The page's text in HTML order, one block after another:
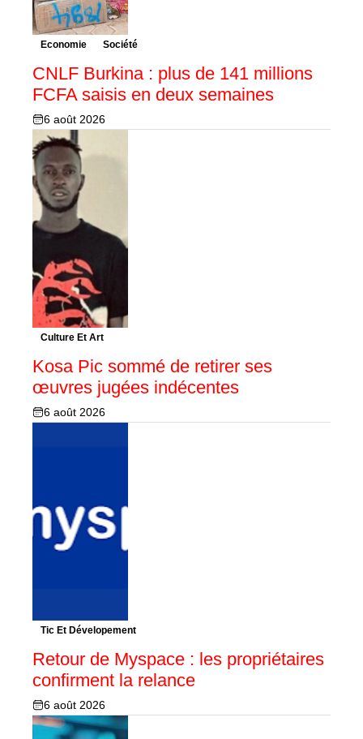
Economie Société
CNLF Burkina : plus de 141 millions
FCFA saisis en deux semaines
6 août 2026
Culture Et Art
Kosa Pic sommé de retirer ses
œuvres jugées indécentes
6 août 2026
Tic Et Dévelopement
Retour de Myspace : les propriétaires
confirment la relance
6 août 2026